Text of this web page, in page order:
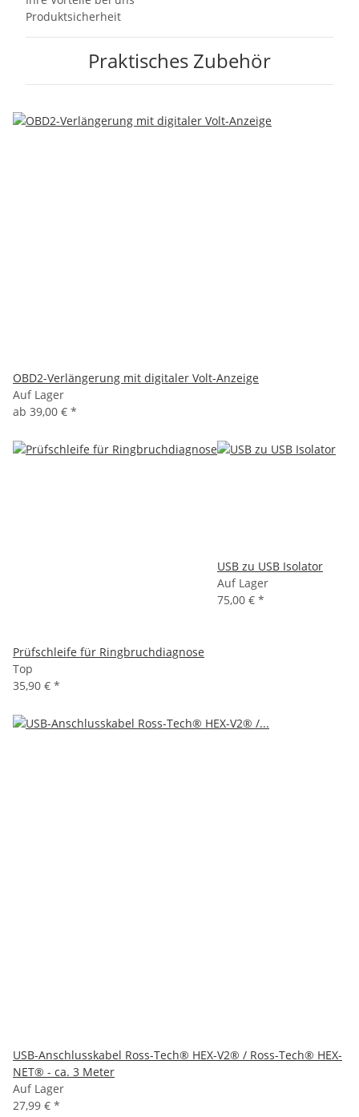
Produktsicherheit
Praktisches Zubehör
OBD2-Verlängerung mit digitaler Volt-Anzeige
Auf Lager
ab 39,00 € *
Prüfschleife für Ringbruchdiagnose
Top
35,90 € *
USB zu USB Isolator
Auf Lager
75,00 € *
USB-Anschlusskabel Ross-Tech® HEX-V2® / Ross-Tech® HEX-
NET® - ca. 3 Meter
Auf Lager
27,99 € *